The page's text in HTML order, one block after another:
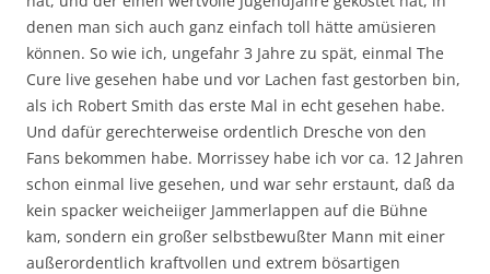
denen man sich auch ganz einfach toll hätte amüsieren
können. So wie ich, ungefahr 3 Jahre zu spät, einmal The
Cure live gesehen habe und vor Lachen fast gestorben bin,
als ich Robert Smith das erste Mal in echt gesehen habe.
Und dafür gerechterweise ordentlich Dresche von den
Fans bekommen habe. Morrissey habe ich vor ca. 12 Jahren
schon einmal live gesehen, und war sehr erstaunt, daß da
kein spacker weicheiiger Jammerlappen auf die Bühne
kam, sondern ein großer selbstbewußter Mann mit einer
außerordentlich kraftvollen und extrem bösartigen